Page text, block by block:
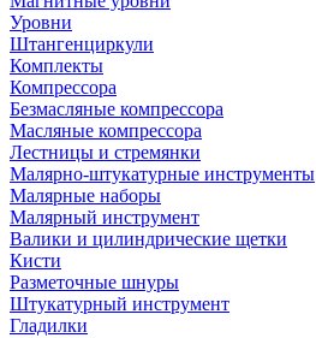
Уровни
Штангенциркули
Комплекты
Компрессора
Безмасляные компрессора
Масляные компрессора
Лестницы и стремянки
Малярно-штукатурные инструменты
Малярные наборы
Малярный инструмент
Валики и цилиндрические щетки
Кисти
Разметочные шнуры
Штукатурный инструмент
Гладилки